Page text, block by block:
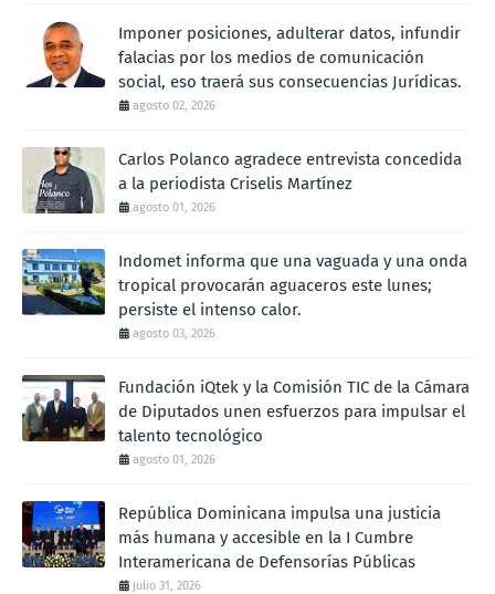
Imponer posiciones, adulterar datos, infundir
falacias por los medios de comunicación
social, eso traerá sus consecuencias Jurídicas.
agosto 02, 2026
Carlos Polanco agradece entrevista concedida
a la periodista Criselis Martínez
agosto 01, 2026
Indomet informa que una vaguada y una onda
tropical provocarán aguaceros este lunes;
persiste el intenso calor.
agosto 03, 2026
Fundación iQtek y la Comisión TIC de la Cámara
de Diputados unen esfuerzos para impulsar el
talento tecnológico
agosto 01, 2026
República Dominicana impulsa una justicia
más humana y accesible en la I Cumbre
Interamericana de Defensorías Públicas
julio 31, 2026